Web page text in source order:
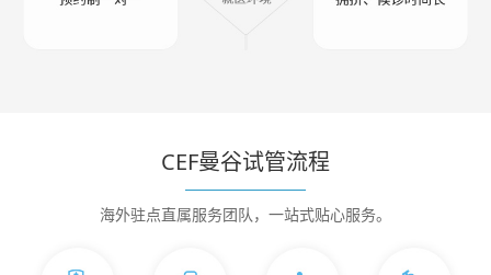
CEF曼谷试管流程
海外驻点直属服务团队，一站式贴心服务。